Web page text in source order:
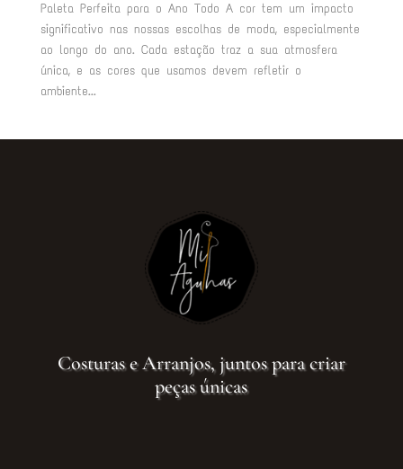
Paleta Perfeita para o Ano Todo A cor tem um impacto
significativo nas nossas escolhas de moda, especialmente
ao longo do ano. Cada estação traz a sua atmosfera
única, e as cores que usamos devem refletir o
ambiente...
Costuras e Arranjos, juntos para criar
peças únicas